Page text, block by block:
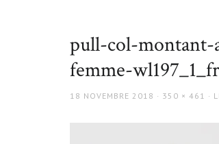
pull-col-montant-
femme-
POSTED
18 NOVEMBRE 2018
FULL
350 × 461